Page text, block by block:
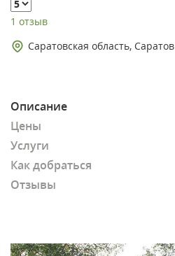
1 отзыв
Саратовская область, Саратов
Описание
Цены
Услуги
Как добраться
Отзывы